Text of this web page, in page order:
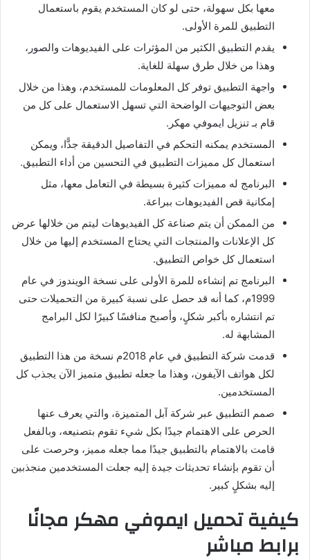
معها بكل سهولة، حتى لو كان المستخدم يقوم باستعمال
التطبيق للمرة الأولى.
يقدم التطبيق الكثير من المؤثرات على الفيديوهات والصور،
وهذا من خلال طرق سهلة للغاية.
واجهة التطبيق توفر كل المعلومات للمستخدم، وهذا من خلال
بعض التوجيهات الواضحة التي تسهل الاستعمال على كل من
قام بـ تنزيل ايموفي مهكر.
المستخدم يمكنه التحكم في التفاصيل الدقيقة جدًّا، ويمكن
استعمال كل مميزات التطبيق في التحسين من أداء التطبيق.
البرنامج له مميزات كثيرة بسيطة في التعامل معها، مثل
إمكانية قص الفيديوهات ببراعة.
من الممكن أن يتم صناعة كل الفيديوهات ليتم من خلالها عرض
كل الإعلانات والمنتجات التي يحتاج المستخدم إليها من خلال
استعمال كل خواص التطبيق.
البرنامج تم إنشاءه للمرة الأولى على نسخة الويندوز في عام
1999م، كما أنه قد حصل على نسبة كبيرة من التحميلات حتى
تم انتشاره بأكبر شكلٍ، وأصبح منافسًا كبيرًا لكل البرامج
المشابهة له.
قدمت شركة التطبيق في عام 2018م نسخة من هذا التطبيق
لكل هواتف الآيفون، وهذا ما جعله تطبيق متميز الآن يجذب كل
المستخدمين.
صمم التطبيق عبر شركة آبل المتميزة، والتي يعرف عنها
الحرص على الاهتمام جيدًا بكل شيء تقوم بتصنيعه، وبالفعل
قامت بالاهتمام بالتطبيق جيدًا مما جعله مميز، وحرصت على
أن تقوم بإنشاء تحديثات جيدة إليه جعلت المستخدمين منجذبين
إليه بشكلٍ كبير.
كيفية تحميل ايموفي مهكر مجانًا
برابط مباشر